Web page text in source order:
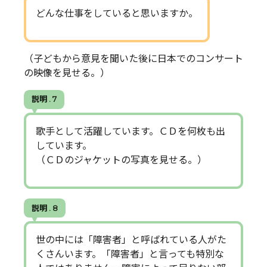
どんな仕事をしていると思いますか。
（子どもから意見を聞いた後に日本でのコンサート
の映像を見せる。）
説明 . 7
歌手として活躍しています。ＣＤを何枚も出
しています。
（ＣＤのジャケットの写真を見せる。）
説明 . 8
世の中には「障害者」と呼ばれている人がた
くさんいます。「障害者」と言っても特別な